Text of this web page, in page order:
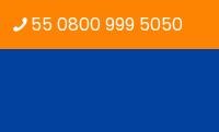
55 0800 999 5050